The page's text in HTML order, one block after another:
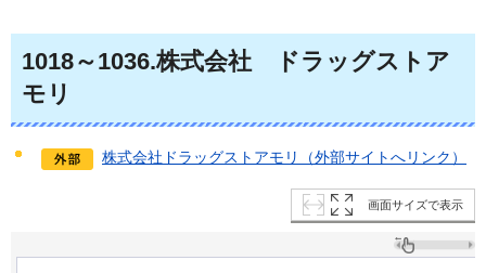
1018～1036.株式会社 ドラッグストア
モリ
株式会社ドラッグストアモリ（外部サイトへリンク）
画面サイズで表示